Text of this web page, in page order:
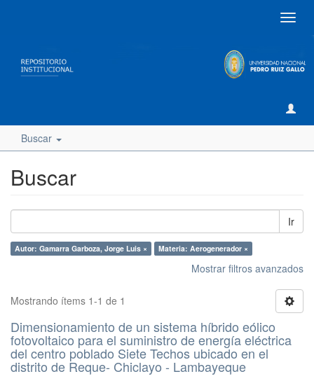
Buscar
Buscar
Ir
Autor: Gamarra Garboza, Jorge Luis × Materia: Aerogenerador ×
Mostrar filtros avanzados
Mostrando ítems 1-1 de 1
Dimensionamiento de un sistema híbrido eólico
fotovoltaico para el suministro de energía eléctrica
del centro poblado Siete Techos ubicado en el
distrito de Reque- Chiclayo - Lambayeque